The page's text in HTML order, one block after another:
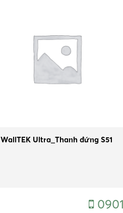
WallTEK Ultra_Thanh đứng S51